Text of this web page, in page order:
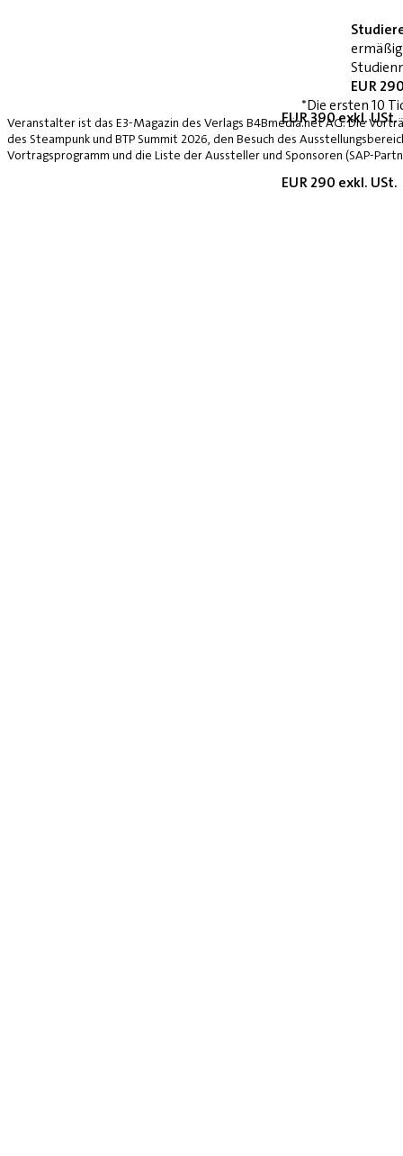
EUR 390 exkl. USt.
EUR 290 exkl. USt.
EUR
*Die ersten 10
Veranstalter ist das E3-Magazin des Verlags B4Bmedia.net AG. Die
des Steampunk und BTP Summit 2026, den Besuch des
Vortragsprogramm und die Liste der Aussteller und Sponsoren (SAP-